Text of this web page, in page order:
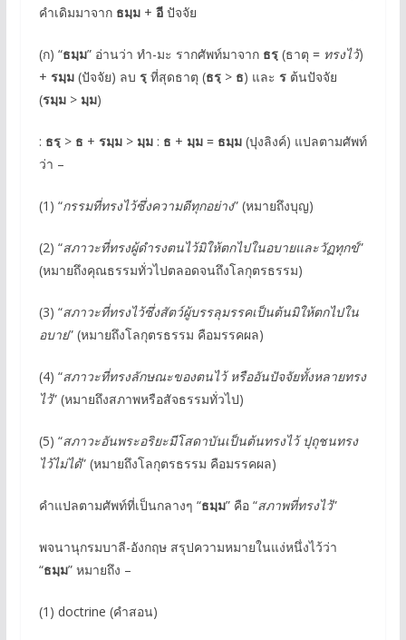
คำเดิมมาจาก ธมฺม+ อีปัจจัย
(ก) “ธมฺม” อ่านว่า ทำ-มะ รากศัพท์มาจาก ธรฺ(ธาตุ = ทรงไว้)
+ รมฺม(ปัจจัย) ลบ รฺที่สุดธาตุ (ธรฺ> ธ) และ รต้นปัจจัย
(รมฺม> มฺม)
: ธรฺ> ธ + รมฺม> มฺม: ธ + มฺม= ธมฺม(ปุงลิงค์) แปลตามศัพท์
ว่า –
(1) “กรรมที่ทรงไว้ซึ่งความดีทุกอย่าง” (หมายถึงบุญ)
(2) “สภาวะที่ทรงผู้ดำรงตนไว้มิให้ตกไปในอบายและวัฏทุกข์”
(หมายถึงคุณธรรมทั่วไปตลอดจนถึงโลกุตรธรรม)
(3) “สภาวะที่ทรงไว้ซึ่งสัตว์ผู้บรรลุมรรคเป็นต้นมิให้ตกไปใน
อบาย” (หมายถึงโลกุตรธรรม คือมรรคผล)
(4) “สภาวะที่ทรงลักษณะของตนไว้ หรืออันปัจจัยทั้งหลายทรง
ไว้” (หมายถึงสภาพหรือสัจธรรมทั่วไป)
(5) “สภาวะอันพระอริยะมีโสดาบันเป็นต้นทรงไว้ ปุถุชนทรง
ไว้ไม่ได้” (หมายถึงโลกุตรธรรม คือมรรคผล)
คำแปลตามศัพท์ที่เป็นกลางๆ “ธมฺม” คือ “สภาพที่ทรงไว้”
พจนานุกรมบาลี-อังกฤษ สรุปความหมายในแง่หนึ่งไว้ว่า
“ธมฺม” หมายถึง –
(1) doctrine (คำสอน)